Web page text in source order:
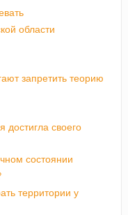
области
запретить теорию
достигла своего
состоянии
территории у